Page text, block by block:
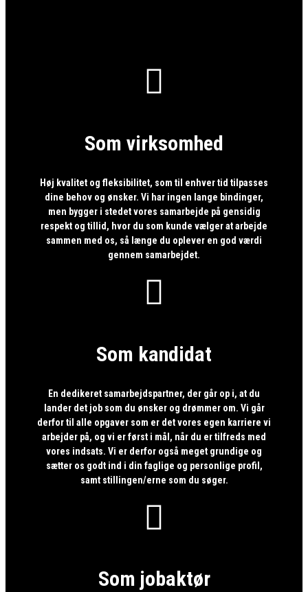

Som virksomhed
Høj kvalitet og fleksibilitet, som til enhver tid tilpasses
dine behov og ønsker. Vi har ingen lange bindinger,
men bygger i stedet vores samarbejde på gensidig
respekt og tillid, hvor du som kunde vælger at arbejde
sammen med os, så længe du oplever en god værdi
gennem samarbejdet.

Som kandidat
En dedikeret samarbejdspartner, der går op i, at du
lander det job som du ønsker og drømmer om. Vi går
derfor til alle opgaver som er det vores egen karriere vi
arbejder på, og vi er først i mål, når du er tilfreds med
vores indsats. Vi er derfor også meget grundige og
sætter os godt ind i din faglige og personlige profil,
samt stillingen/erne som du søger.

Som jobaktør